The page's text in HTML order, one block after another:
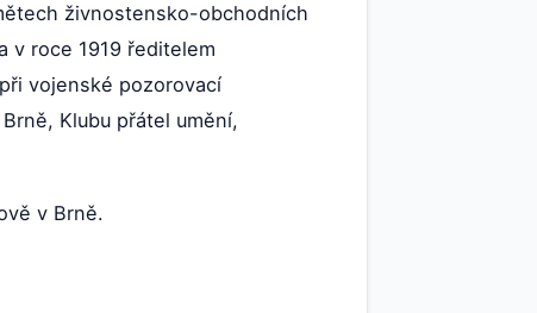
živnostensko-obchodních
v roce 1919 ředitelem
vojenské pozorovací
Klubu přátel umění,
v Brně.